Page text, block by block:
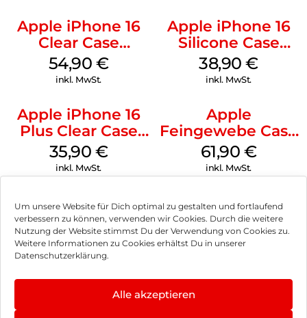
Um unsere Website für Dich optimal zu gestalten und fortlaufend
verbessern zu können, verwenden wir Cookies. Durch die weitere
Nutzung der Website stimmst Du der Verwendung von Cookies zu.
Weitere Informationen zu Cookies erhältst Du in unserer
Datenschutzerklärung.
Alle akzeptieren
Apple iPhone 16
Clear Case
MagSafe
Transparent
54,90 €
inkl. MwSt.
Apple iPhone 16
Silicone Case
MagSafe
Ultramarine
38,90€
inkl. MwSt.
Apple iPhone 16
Plus Clear Case
MagSafe
Transparent
35,90 €
inkl. MwSt.
Apple
Feingewebe Case
iPhone 15 Pro
MagSafe Schwarz
61,90 €
inkl. MwSt.
Impressum